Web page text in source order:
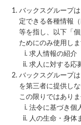
バックスグループ
定できる各種情報
等を指し、以下「
ためにのみ使用しま
求人情報の紹介
求人に対する応
バックスグループ
を第三者に提供し
この限りではありま
法令に基づき個
人の生命・身体